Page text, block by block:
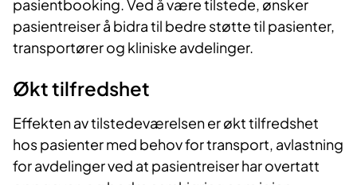
pasientbooking. Ved å være tilstede, ønsker
pasientreiser å bidra til bedre støtte til pasienter,
transportører og kliniske avdelinger.
Økt tilfredshet
Effekten av tilstedeværelsen er økt tilfredshet
hos pasienter med behov for transport, avlastning
for avdelinger ved at pasientreiser har overtatt